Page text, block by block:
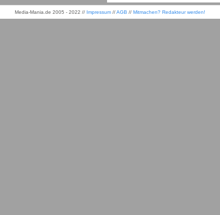
Media-Mania.de 2005 - 2022 // Impressum //AGB // Mitmachen? Redakteur werden!